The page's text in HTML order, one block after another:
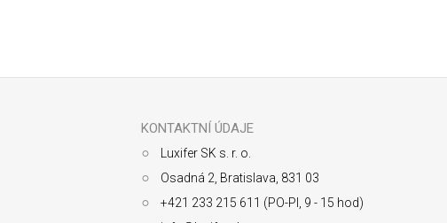
KONTAKTNÍ ÚDAJE
Luxifer SK s. r. o.
Osadná 2, Bratislava, 831 03
+421 233 215 611 (PO-PI, 9 - 15 hod)